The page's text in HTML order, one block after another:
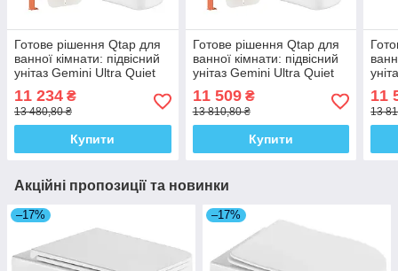
Готове рішення Qtap для
ванної кімнати: підвісний
унітаз Gemini Ultra Quiet
інсталяції Nest 4 в 1
(кругла
11 234 ₴
13 480,80 ₴
Купити
Готове рішення Qtap для
ванної кімнати: підвісний
унітаз Gemini Ultra Quiet
інсталяції Nest 4 в 1
11 509₴
13 810,80 ₴
Купити
11
13
Акційні пропозиції та новинки
–17% –17%